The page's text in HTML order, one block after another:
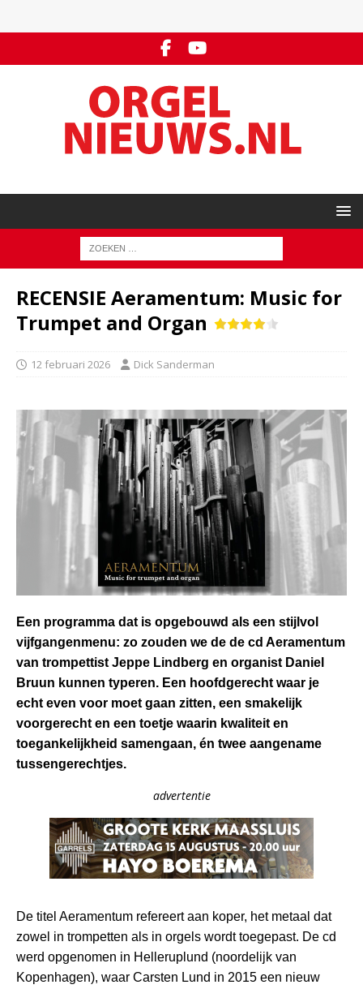
RECENSIE Aeramentum: Music for
Trumpet and Organ
12 februari 2026 Dick Sanderman
Een programma dat is opgebouwd als een stijlvol
vijfgangenmenu: zo zouden we de de cd Aeramentum
van trompettist Jeppe Lindberg en organist Daniel
Bruun kunnen typeren. Een hoofdgerecht waar je
echt even voor moet gaan zitten, een smakelijk
voorgerecht en een toetje waarin kwaliteit en
toegankelijkheid samengaan, én twee aangename
tussengerechtjes.
advertentie
De titel Aeramentum refereert aan koper, het metaal dat
zowel in trompetten als in orgels wordt toegepast. De cd
werd opgenomen in Helleruplund (noordelijk van
Kopenhagen), waar Carsten Lund in 2015 een nieuw